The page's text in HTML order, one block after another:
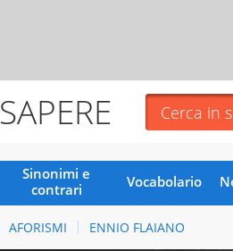
SAPERE
Sinonimi e
contrari
Vocabolario
AFORISMI ENNIO FLAIANO